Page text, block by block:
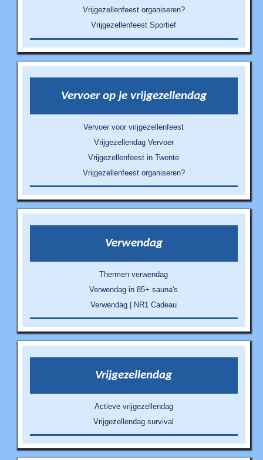
Vrijgezellenfeest organiseren?
Vrijgezellenfeest Sportief
Vervoer op je vrijgezellendag
Vervoer voor vrijgezellenfeest
Vrijgezellendag Vervoer
Vrijgezellenfeest in Twente
Vrijgezellenfeest organiseren?
Verwendag
Thermen verwendag
Verwendag in 85+ sauna's
Verwendag | NR1 Cadeau
Vrijgezellendag
Actieve vrijgezellendag
Vrijgezellendag survival